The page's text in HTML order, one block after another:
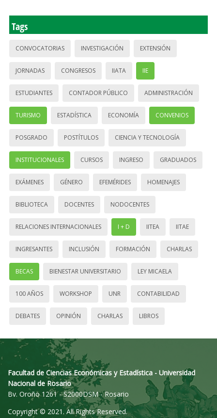
Tags
CONVOCATORIAS INVESTIGACIÓN EXTENSIÓN
JORNADAS CONGRESOS IIATA IIE
ESTUDIANTES CONTADOR PÚBLICO ADMINISTRACIÓN
TURISMO ESTADÍSTICA ECONOMÍA CONVENIOS
POSGRADO POSTÍTULOS CIENCIA Y TECNOLOGÍA
INSTITUCIONALES CURSOS INGRESO GRADUADOS
EXÁMENES GÉNERO EFEMÉRIDES HOMENAJES
BIBLIOTECA DOCENTES NODOCENTES
RELACIONES INTERNACIONALES I + D IITEA IITAE
INGRESANTES INCLUSIÓN FORMACIÓN CHARLAS
BECAS BIENESTAR UNIVERSITARIO LEY MICAELA
100 AÑOS WORKSHOP UNR CONTABILIDAD
DEBATES OPINIÓN CHARLAS LIBROS
Facultad de Ciencias Económicas y Estadística - Universidad
Nacional de Rosario
Bv. Oroño 1261 - S2000DSM - Rosario
Copyright © 2021. All Rights Reserved.